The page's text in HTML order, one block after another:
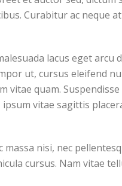
Curabitur ac neque
lacus eget arcu
ut, cursus eleifend
quam.
vitae sagittis
nisi, nec
cursus. Nam vitae